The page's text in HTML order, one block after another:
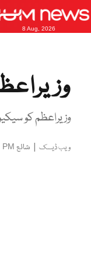
8 Aug, 2026
وزیراعظم کو
ویب ڈیسک | شائع PM